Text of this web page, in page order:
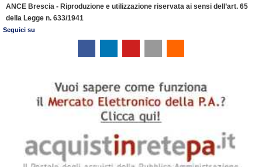
ANCE Brescia - Riproduzione e utilizzazione riservata ai sensi dell’art. 65
della Legge n. 633/1941
Seguici su